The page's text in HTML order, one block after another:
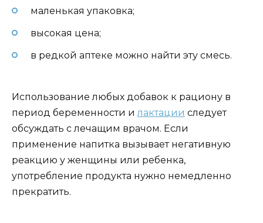
маленькая упаковка;
высокая цена;
в редкой аптеке можно найти эту смесь.
Использование любых добавок к рациону в
период беременности и лактации следует
обсуждать с лечащим врачом. Если
применение напитка вызывает негативную
реакцию у женщины или ребенка,
употребление продукта нужно немедленно
прекратить.